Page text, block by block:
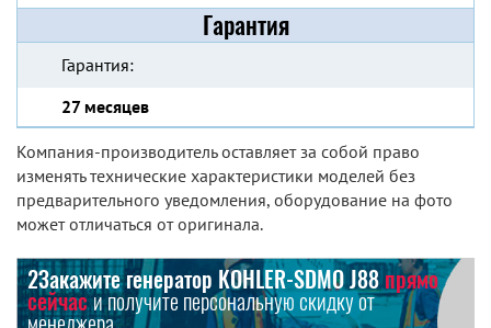
Гарантия
Гарантия:
27 месяцев
Компания-производитель оставляет за собой право
изменять технические характеристики моделей без
предварительного уведомления, оборудование на фото
может отличаться от оригинала.
2Закажите генератор KOHLER-SDMO J88прямо
сейчаси получите персональную скидку от